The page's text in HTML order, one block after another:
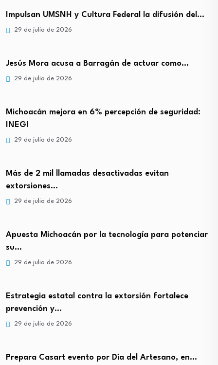
Impulsan UMSNH y Cultura Federal la difusión del…
29 de julio de 2026
Jesús Mora acusa a Barragán de actuar como…
29 de julio de 2026
Michoacán mejora en 6% percepción de seguridad:
INEGI
29 de julio de 2026
Más de 2 mil llamadas desactivadas evitan
extorsiones…
29 de julio de 2026
Apuesta Michoacán por la tecnología para potenciar
su…
29 de julio de 2026
Estrategia estatal contra la extorsión fortalece
prevención y…
29 de julio de 2026
Prepara Casart evento por Día del Artesano, en…